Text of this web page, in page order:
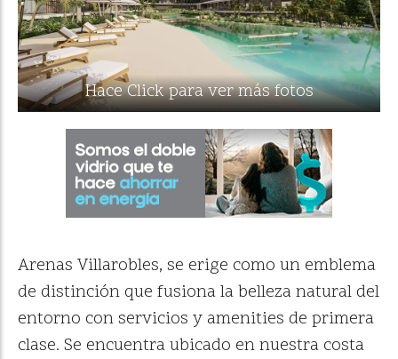
Hace Click para ver más fotos
Arenas Villarobles, se erige como un emblema
de distinción que fusiona la belleza natural del
entorno con servicios y amenities de primera
clase. Se encuentra ubicado en nuestra costa